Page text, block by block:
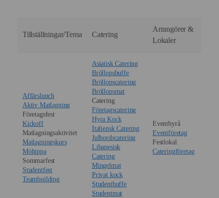
Tillställningar/Tema Catering
Arrangörer &
Lokaler
Affärslunch
Aktiv Matlagning
Företagsfest
Kickoff
Matlagningsaktivitet
Matlagningskurs
Möhippa
Sommarfest
Studentfest
Teambuilding
Asiatisk Catering
Bröllopsbuffe
Bröllopscatering
Bröllopsmat
Catering
Företagscatering
Hyra Kock
Italiensk Catering
Julbordscatering
Libanesisk
Catering
Mingelmat
Privat kock
Studentbuffe
Studentmat
Eventbyrå
Eventföretag
Festlokal
Cateringföretag